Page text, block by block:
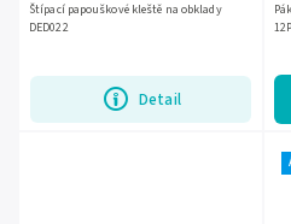
Detail
Štípací papouškové kleště na obklady
DED022